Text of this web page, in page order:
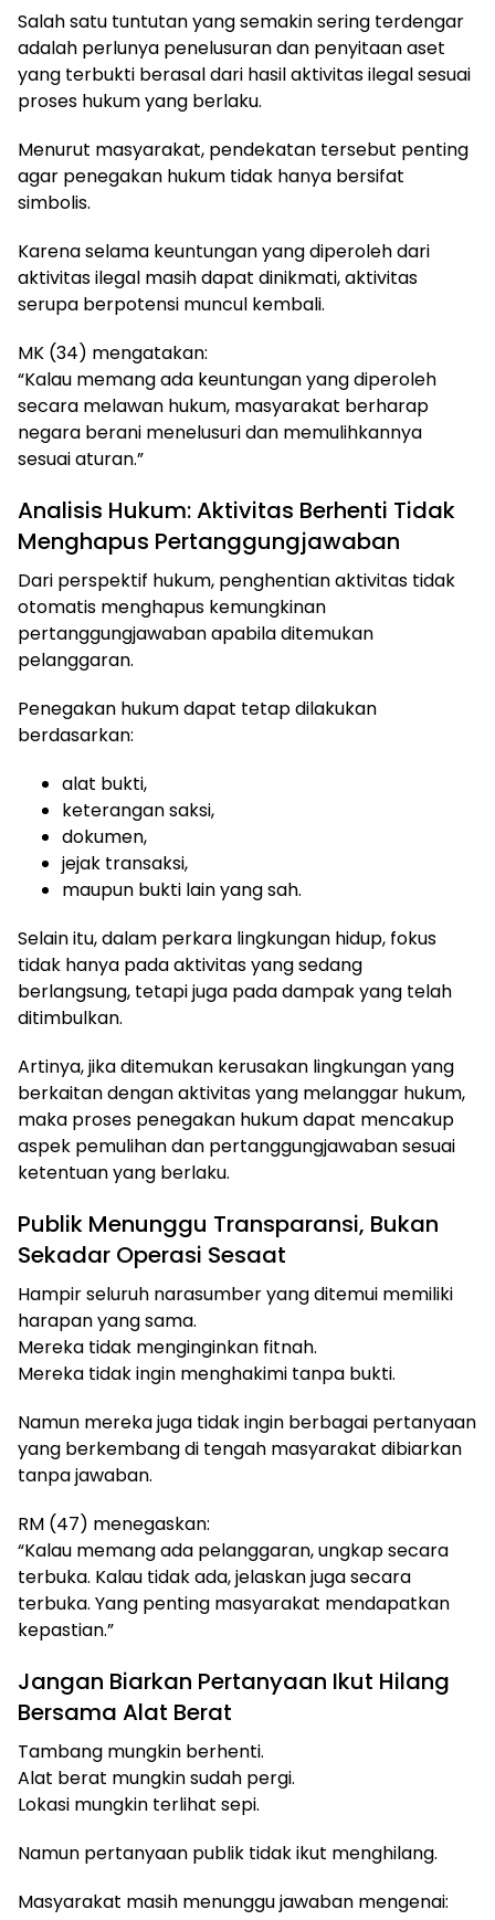
Salah satu tuntutan yang semakin sering terdengar
adalah perlunya penelusuran dan penyitaan aset
yang terbukti berasal dari hasil aktivitas ilegal sesuai
proses hukum yang berlaku.
Menurut masyarakat, pendekatan tersebut penting
agar penegakan hukum tidak hanya bersifat
simbolis.
Karena selama keuntungan yang diperoleh dari
aktivitas ilegal masih dapat dinikmati, aktivitas
serupa berpotensi muncul kembali.
MK (34) mengatakan:
“Kalau memang ada keuntungan yang diperoleh
secara melawan hukum, masyarakat berharap
negara berani menelusuri dan memulihkannya
sesuai aturan.”
Analisis Hukum: Aktivitas Berhenti Tidak
Menghapus Pertanggungjawaban
Dari perspektif hukum, penghentian aktivitas tidak
otomatis menghapus kemungkinan
pertanggungjawaban apabila ditemukan
pelanggaran.
Penegakan hukum dapat tetap dilakukan
berdasarkan:
alat bukti,
keterangan saksi,
dokumen,
jejak transaksi,
maupun bukti lain yang sah.
Selain itu, dalam perkara lingkungan hidup, fokus
tidak hanya pada aktivitas yang sedang
berlangsung, tetapi juga pada dampak yang telah
ditimbulkan.
Artinya, jika ditemukan kerusakan lingkungan yang
berkaitan dengan aktivitas yang melanggar hukum,
maka proses penegakan hukum dapat mencakup
aspek pemulihan dan pertanggungjawaban sesuai
ketentuan yang berlaku.
Publik Menunggu Transparansi, Bukan
Sekadar Operasi Sesaat
Hampir seluruh narasumber yang ditemui memiliki
harapan yang sama.
Mereka tidak menginginkan fitnah.
Mereka tidak ingin menghakimi tanpa bukti.
Namun mereka juga tidak ingin berbagai pertanyaan
yang berkembang di tengah masyarakat dibiarkan
tanpa jawaban.
RM (47) menegaskan:
“Kalau memang ada pelanggaran, ungkap secara
terbuka. Kalau tidak ada, jelaskan juga secara
terbuka. Yang penting masyarakat mendapatkan
kepastian.”
Jangan Biarkan Pertanyaan Ikut Hilang
Bersama Alat Berat
Tambang mungkin berhenti.
Alat berat mungkin sudah pergi.
Lokasi mungkin terlihat sepi.
Namun pertanyaan publik tidak ikut menghilang.
Masyarakat masih menunggu jawaban mengenai: